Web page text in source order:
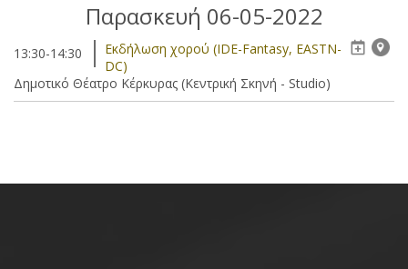
Παρασκευή 06-05-2022
13:30-14:30
Eκδήλωση χορού (IDE-Fantasy, EASTN-
DC)
Δημοτικό Θέατρο Κέρκυρας (Κεντρική Σκηνή - Studio)